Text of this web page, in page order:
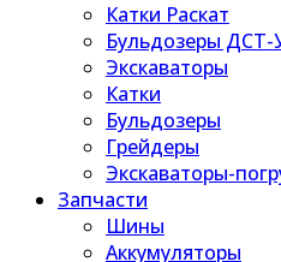
Катки Раскат
Бульдозеры ДСТ-
Экскаваторы
Катки
Бульдозеры
Грейдеры
Экскаваторы-
Запчасти
Шины
Аккумуляторы